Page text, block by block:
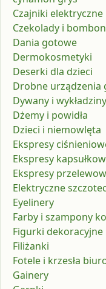
Czajniki elektryczne
Czekolady i
Dania gotowe
Dermokosmetyki
Deserki dla dzieci
Drobne urządzenia
Dywany i
Dżemy i powidła
Dzieci i niemowlęta
Ekspresy
Ekspresy
Ekspresy
Elektryczne
Eyelinery
Farby i szampony
Figurki dekoracyjne
Filiżanki
Fotele i krzesła
Gainery